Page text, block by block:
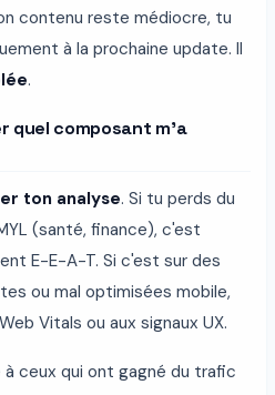
contenu reste médiocre, tu
à la prochaine update. Il
.
quel composant m'a
ton analyse. Si tu perds du
(santé, finance), c'est
E-E-A-T. Si c'est sur des
ou mal optimisées mobile,
Vitals ou aux signaux UX.
ceux qui ont gagné du trafic